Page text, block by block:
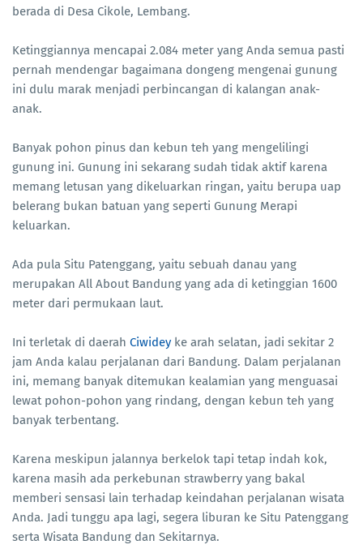
berada di Desa Cikole, Lembang.
Ketinggiannya mencapai 2.084 meter yang Anda semua pasti
pernah mendengar bagaimana dongeng mengenai gunung
ini dulu marak menjadi perbincangan di kalangan anak-
anak.
Banyak pohon pinus dan kebun teh yang mengelilingi
gunung ini. Gunung ini sekarang sudah tidak aktif karena
memang letusan yang dikeluarkan ringan, yaitu berupa uap
belerang bukan batuan yang seperti Gunung Merapi
keluarkan.
Ada pula Situ Patenggang, yaitu sebuah danau yang
merupakan All About Bandung yang ada di ketinggian 1600
meter dari permukaan laut.
Ini terletak di daerah Ciwidey ke arah selatan, jadi sekitar 2
jam Anda kalau perjalanan dari Bandung. Dalam perjalanan
ini, memang banyak ditemukan kealamian yang menguasai
lewat pohon-pohon yang rindang, dengan kebun teh yang
banyak terbentang.
Karena meskipun jalannya berkelok tapi tetap indah kok,
karena masih ada perkebunan strawberry yang bakal
memberi sensasi lain terhadap keindahan perjalanan wisata
Anda. Jadi tunggu apa lagi, segera liburan ke Situ Patenggang
serta Wisata Bandung dan Sekitarnya.